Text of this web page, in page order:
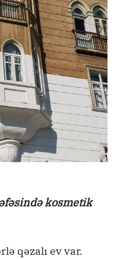
kosmetik
qəzalı ev var.